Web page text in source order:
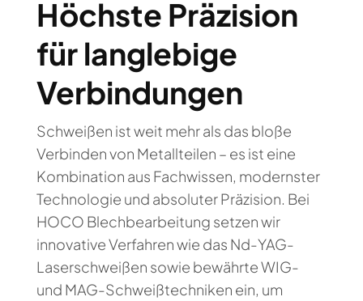
Höchste Präzision
für langlebige
Verbindungen
Schweißen ist weit mehr als das bloße
Verbinden von Metallteilen – es ist eine
Kombination aus Fachwissen, modernster
Technologie und absoluter Präzision. Bei
HOCO Blechbearbeitung setzen wir
innovative Verfahren wie das Nd-YAG-
Laserschweißen sowie bewährte WIG-
und MAG-Schweißtechniken ein, um